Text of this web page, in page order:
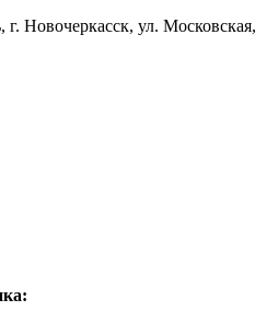
г. Новочеркасск, ул. Московская,